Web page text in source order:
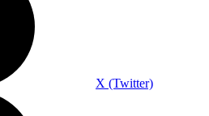
X (Twitter)